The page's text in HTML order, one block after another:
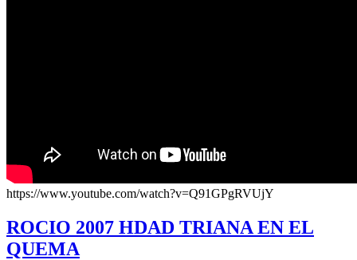
https://www.youtube.com/watch?v=Q91GPgRVUjY
ROCIO 2007 HDAD TRIANA EN EL
QUEMA